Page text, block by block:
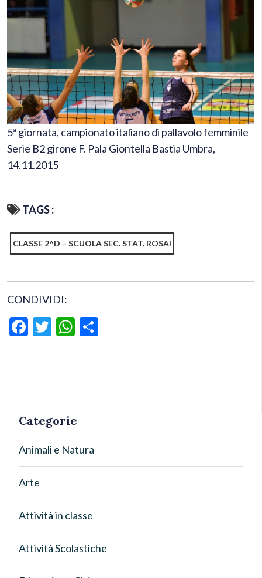
5ª giornata, campionato italiano di pallavolo femminile
Serie B2 girone F. Pala Giontella Bastia Umbra,
14.11.2015
TAGS :
CLASSE 2^D – SCUOLA SEC. STAT. ROSAI
CONDIVIDI:
Facebook
TwitterWhatsApp
Categorie
Animali e Natura
Arte
Attività in classe
Attività Scolastiche